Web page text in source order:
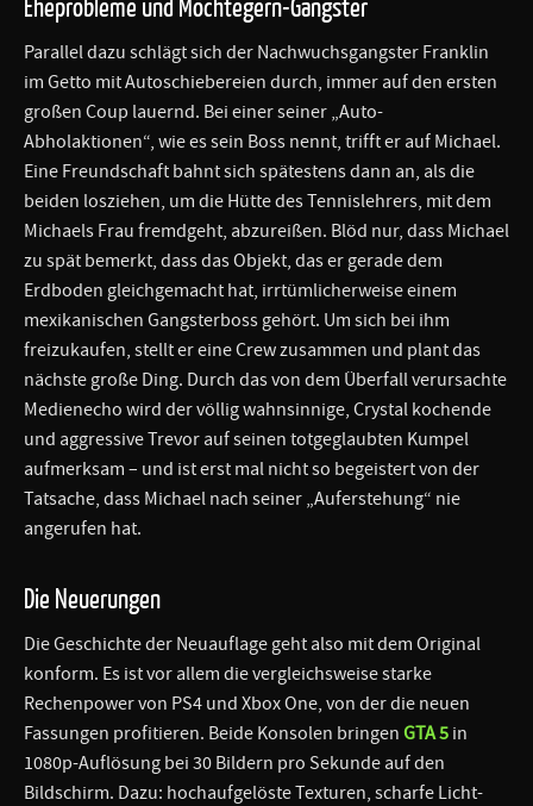
Parallel dazu schlägt sich der Nachwuchsgangster Franklin
im Getto mit Autoschiebereien durch, immer auf den ersten
großen Coup lauernd. Bei einer seiner „Auto-
Abholaktionen“, wie es sein Boss nennt, trifft er auf Michael.
Eine Freundschaft bahnt sich spätestens dann an, als die
beiden losziehen, um die Hütte des Tennislehrers, mit dem
Michaels Frau fremdgeht, abzureißen. Blöd nur, dass Michael
zu spät bemerkt, dass das Objekt, das er gerade dem
Erdboden gleichgemacht hat, irrtümlicherweise einem
mexikanischen Gangsterboss gehört. Um sich bei ihm
freizukaufen, stellt er eine Crew zusammen und plant das
nächste große Ding. Durch das von dem Überfall verursachte
Medienecho wird der völlig wahnsinnige, Crystal kochende
und aggressive Trevor auf seinen totgeglaubten Kumpel
aufmerksam – und ist erst mal nicht so begeistert von der
Tatsache, dass Michael nach seiner „Auferstehung“ nie
angerufen hat.
Die Neuerungen
Die Geschichte der Neuauflage geht also mit dem Original
konform. Es ist vor allem die vergleichsweise starke
Rechenpower von PS4 und Xbox One, von der die neuen
Fassungen profitieren. Beide Konsolen bringen GTA 5 in
1080p-Auflösung bei 30 Bildern pro Sekunde auf den
Bildschirm. Dazu: hochaufgelöste Texturen, scharfe Licht-